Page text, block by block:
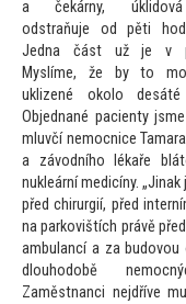
a čekárny,
odstraňuje od pěti
Jedna část už je v
Myslíme, že byto
uklizené okolo desáté
Objednané pacienty
mluvčí nemocnice
a závodního lékaře blá
nukleární medicíny.
před chirurgií, před
na parkovištích právě
ambulancí a za budovou
dlouhodobě
Zaměstnanci nejdříve